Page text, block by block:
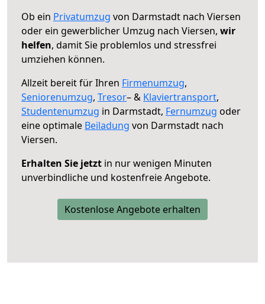
Ob ein Privatumzug von Darmstadt nach Viersen
oder ein gewerblicher Umzug nach Viersen, wir
helfen, damit Sie problemlos und stressfrei
umziehen können.
Allzeit bereit für Ihren Firmenumzug,
Seniorenumzug, Tresor– & Klaviertransport,
Studentenumzug in Darmstadt, Fernumzug oder
eine optimale Beiladung von Darmstadt nach
Viersen.
Erhalten Sie jetzt in nur wenigen Minuten
unverbindliche und kostenfreie Angebote.
Kostenlose Angebote erhalten